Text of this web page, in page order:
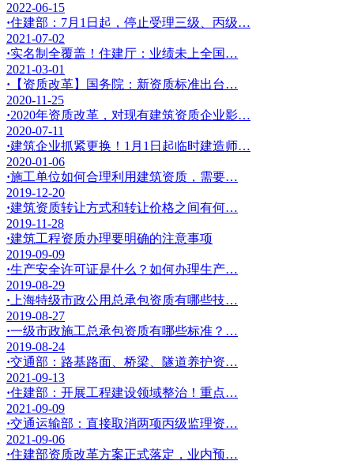
2022-06-15
·住建部：7月1日起，停止受理三级、丙级…
2021-07-02
·实名制全覆盖！住建厅：业绩未上全国…
2021-03-01
· 【资质改革】国务院：新资质标准出台…
2020-11-25
·2020年资质改革，对现有建筑资质企业影…
2020-07-11
·建筑企业抓紧更换！1月1日起临时建造师…
2020-01-06
·施工单位如何合理利用建筑资质，需要…
2019-12-20
·建筑资质转让方式和转让价格之间有何…
2019-11-28
·建筑工程资质办理要明确的注意事项
2019-09-09
·生产安全许可证是什么？如何办理生产…
2019-08-29
· 上海特级市政公用总承包资质有哪些技…
2019-08-27
·一级市政施工总承包资质有哪些标准？…
2019-08-24
·交通部：路基路面、桥梁、隧道养护资…
2021-09-13
·住建部：开展工程建设领域整治！重点…
2021-09-09
·交通运输部：直接取消两项丙级监理资…
2021-09-06
·住建部资质改革方案正式落定，业内预…